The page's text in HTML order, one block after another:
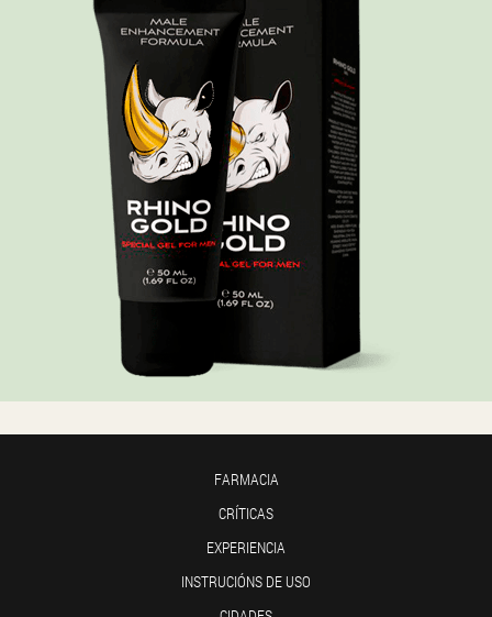
FARMACIA
CRÍTICAS
EXPERIENCIA
INSTRUCIÓNS DE USO